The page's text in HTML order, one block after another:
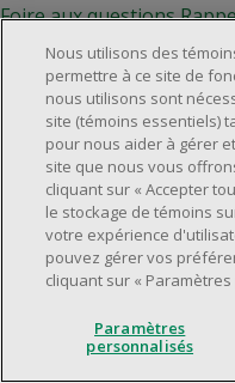
Foire aux questions
Gestion des témoins
©2025 Dollarama
Nous utilisons des
permettre à ce site de
nous utilisons sont
site (témoins essentiels)
pour nous aider à gérer
site que nous vous
cliquant sur « Accepter
le stockage de témoins
votre expérience
pouvez gérer vos
cliquant sur «
Paramètres
personnalisés